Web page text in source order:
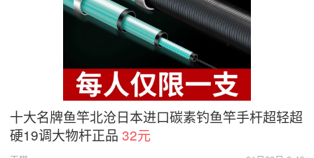
十大名牌鱼竿北沧日本进口碳素钓鱼竿手杆超轻超
硬19调大物杆正品 32元